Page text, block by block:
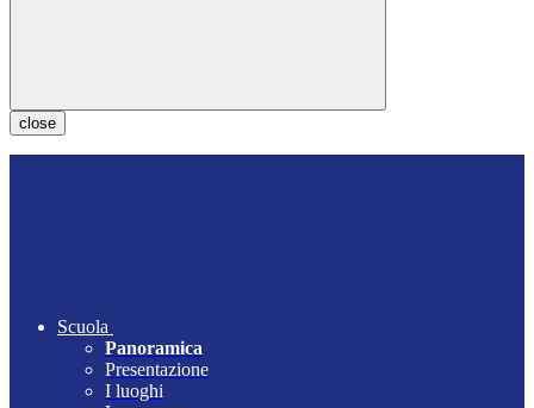
close
Scuola
Panoramica
Presentazione
I luoghi